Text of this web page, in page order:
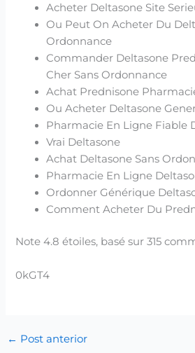
Acheter Deltasone Site
Ou Peut On Acheter Du
Ordonnance
Commander Deltasone
Cher Sans Ordonnance
Achat Prednisone
Ou Acheter Deltasone
Pharmacie En Ligne Fiable
Vrai Deltasone
Achat Deltasone Sans
Pharmacie En Ligne
Ordonner Générique
Comment Acheter Du
Note4.8 étoiles, basé sur315
0kGT4
← Post anterior